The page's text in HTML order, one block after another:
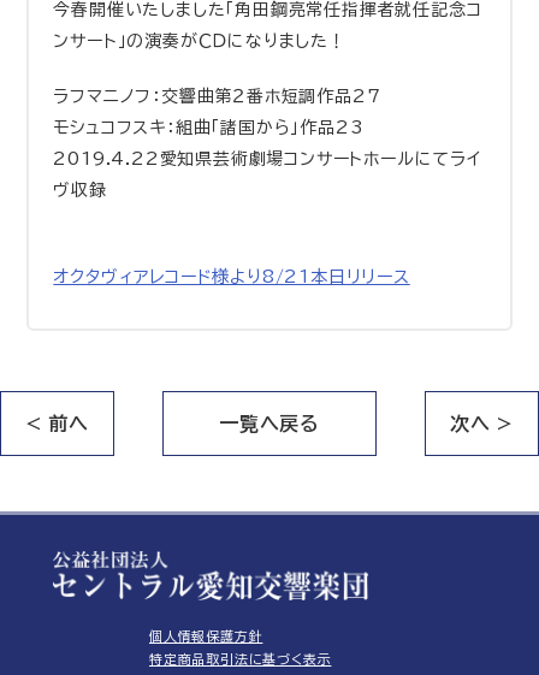
今春開催いたしました「角田鋼亮常任指揮者就任記念コ
ンサート」の演奏がＣＤになりました！
ラフマニノフ：交響曲第２番ホ短調作品27
モシュコフスキ：組曲「諸国から」作品23
2019.4.22愛知県芸術劇場コンサートホールにてライ
ヴ収録
オクタヴィアレコード様より8/21本日リリース
< 前へ 一覧へ戻る 次へ >
個人情報保護方針
特定商品取引法に基づく表示